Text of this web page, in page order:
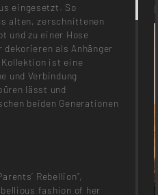
eingesetzt. So
alten, zerschnittenen
und zu einer Hose
als Anhänger
ist eine
und Verbindung
lässt und
beiden Generationen
Rebellion”,
fashion of her